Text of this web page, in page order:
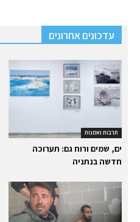
עדכונים אחרונים
תרבות ואמנות
ים, שמים ורוח גם: תערוכה
חדשה בנתניה